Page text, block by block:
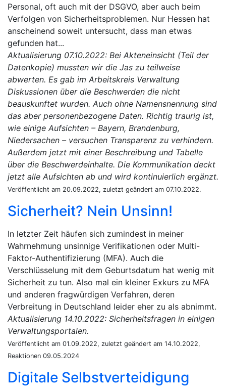
Personal, oft auch mit der DSGVO, aber auch beim
Verfolgen von Sicherheitsproblemen. Nur Hessen hat
anscheinend soweit untersucht, dass man etwas
gefunden hat...
Aktualisierung 07.10.2022: Bei Akteneinsicht (Teil der
Datenkopie) mussten wir die Jas zu teilweise
abwerten. Es gab im Arbeitskreis Verwaltung
Diskussionen über die Beschwerden die nicht
beauskunftet wurden. Auch ohne Namensnennung sind
das aber personenbezogene Daten. Richtig traurig ist,
wie einige Aufsichten – Bayern, Brandenburg,
Niedersachen – versuchen Transparenz zu verhindern.
Außerdem jetzt mit einer Beschreibung und Tabelle
über die Beschwerdeinhalte. Die Kommunikation deckt
jetzt alle Aufsichten ab und wird kontinuierlich ergänzt.
Veröffentlicht am 20.09.2022, zuletzt geändert am 07.10.2022.
Sicherheit? Nein Unsinn!
In letzter Zeit häufen sich zumindest in meiner
Wahrnehmung unsinnige Verifikationen oder Multi-
Faktor-Authentifizierung (MFA). Auch die
Verschlüsselung mit dem Geburtsdatum hat wenig mit
Sicherheit zu tun. Also mal ein kleiner Exkurs zu MFA
und anderen fragwürdigen Verfahren, deren
Verbreitung in Deutschland leider eher zu als abnimmt.
Aktualisierung 14.10.2022: Sicherheitsfragen in einigen
Verwaltungsportalen.
Veröffentlicht am 01.09.2022, zuletzt geändert am 14.10.2022,
Reaktionen 09.05.2024
Digitale Selbstverteidigung